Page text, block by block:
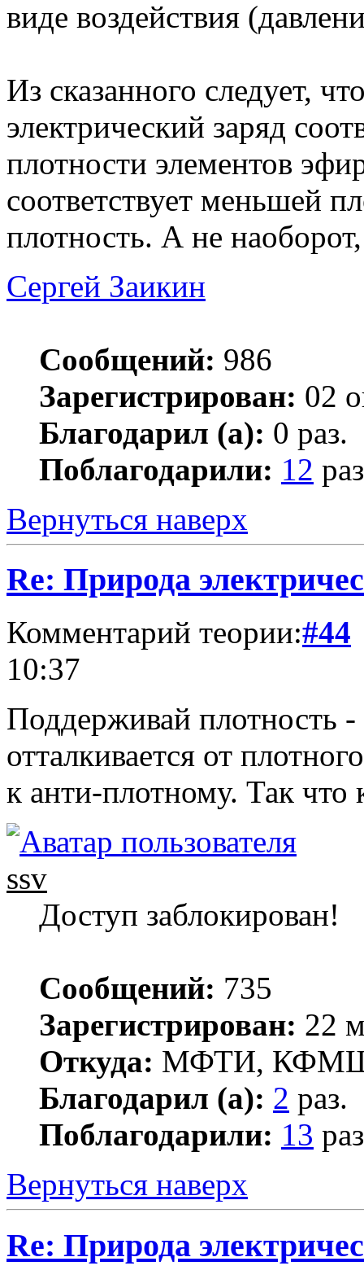
виде воздействия
Из сказанного следует,
электрический заряд
плотности элементов
соответствует меньшей
плотность. А не
Сергей Заикин
Сообщений: 986
Зарегистрирован: 02
Благодарил (а): 0 раз.
Поблагодарили: 12
Вернуться наверх
Re: Природа
Комментарий теории:#44
10:37
Поддерживай плотность
отталкивается от
к анти-плотному. Так что
ssv
Доступ заблокирован!
Сообщений: 735
Зарегистрирован: 22
Откуда: МФТИ,
Благодарил (а): 2 раз.
Поблагодарили: 13
Вернуться наверх
Re: Природа